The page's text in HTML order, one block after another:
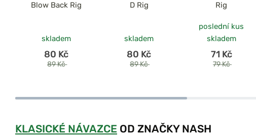
Blow Back Rig
skladem
80 Kč
89 Kč
D Rig
skladem
80 Kč
89 Kč
Rig
poslední kus
skladem
71 Kč
79 Kč
KLASICKÉ NÁVAZCE OD ZNAČKY NASH